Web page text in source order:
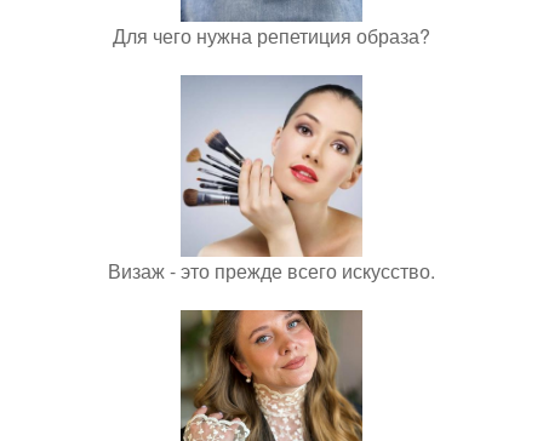
Для чего нужна репетиция образа?
Визаж - это прежде всего искусство.